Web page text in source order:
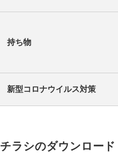
持ち物
新型コロナウイルス対策
チラシのダウンロード